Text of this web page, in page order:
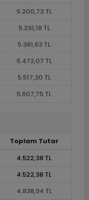
5.200,73 TL
5.291,18 TL
5.381,63 TL
5.472,07 TL
5.517,30 TL
5.607,75 TL
Toplam Tutar
4.522,38 TL
4.522,38 TL
4.838,94 TL